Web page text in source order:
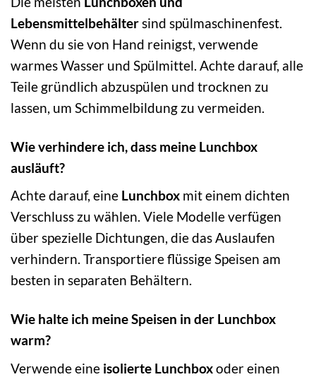
Lebensmittelbehälter sind spülmaschinenfest.
Wenn du sie von Hand reinigst, verwende
warmes Wasser und Spülmittel. Achte darauf, alle
Teile gründlich abzuspülen und trocknen zu
lassen, um Schimmelbildung zu vermeiden.
Wie verhindere ich, dass meine Lunchbox
ausläuft?
Achte darauf, eine Lunchbox mit einem dichten
Verschluss zu wählen. Viele Modelle verfügen
über spezielle Dichtungen, die das Auslaufen
verhindern. Transportiere flüssige Speisen am
besten in separaten Behältern.
Wie halte ich meine Speisen in der Lunchbox
warm?
Verwende eine isolierte Lunchboxoder einen